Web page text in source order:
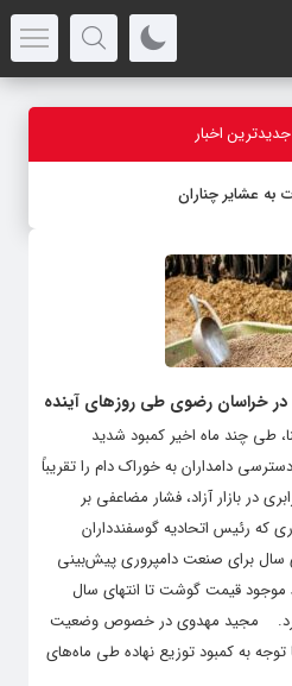
اخبار
طی چند ماه اخیر کمبود شدید
دامداران به خوراک دام را تقریباً
در بازار آزاد، فشار مضاعفی بر
که رئیس اتحادیه گوسفندداران
سال برای صنعت دامپروری پیش‌بینی
موجود قیمت گوشت تا انتهای سال
کرد. ‌ مجید مهدوی در خصوص وضعیت
توجه به کمبود توزیع نهاده طی ماه‌های